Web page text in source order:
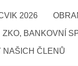
2026
BANKOVNÍ
NAŠICH ČLENŮ